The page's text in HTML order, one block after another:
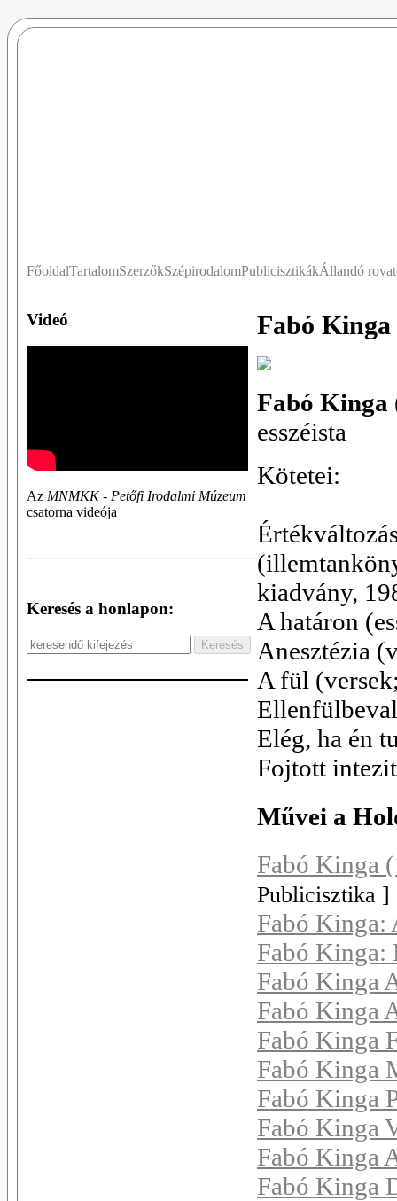
FőoldalTartalomSzerzőkSzépirodalomPublicisztikákÁllandó
Videó
Az MNMKK - Petőfi Irodalmi Múzeum
csatorna videója
Keresés a honlapon:
Fabó Kinga
Fabó Kinga
esszéista
Kötetei:
kiadvány,
A határon
Anesztézia
A fül
Elég, ha én
Fojtott
Művei a
Fabó Kinga
Publicisztika ]
Fabó Kinga:
Fabó Kinga:
Fabó Kinga
Fabó Kinga
Fabó Kinga
Fabó Kinga
Fabó Kinga
Fabó Kinga
Fabó Kinga
Fabó Kinga